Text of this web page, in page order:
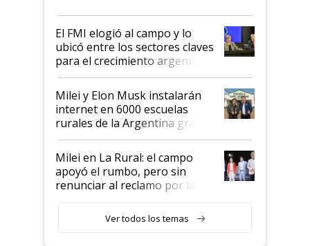
de Milei
El FMI elogió al campo y lo
ubicó entre los sectores claves
para el crecimiento argentino
Milei y Elon Musk instalarán
internet en 6000 escuelas
rurales de la Argentina gracias
a un acuerdo con Starlink
Milei en La Rural: el campo
apoyó el rumbo, pero sin
renunciar al reclamo por las
Ver todos los temas